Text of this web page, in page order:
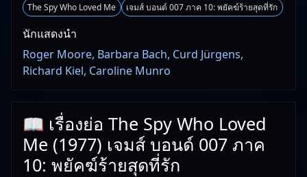
The Spy Who Loved Me เจมส์ บอนด์ 007 ภาค 10: พยัคฆ์ร้ายสุดที่รัก
นักแสดงนำ
Roger Moore, Barbara Bach, Curd Jürgens,
Richard Kiel, Caroline Munro
📖 เรื่องย่อ The Spy Who Loved
Me (1977) เจมส์ บอนด์ 007 ภาค
10: พยัคฆ์ร้ายสุดที่รัก